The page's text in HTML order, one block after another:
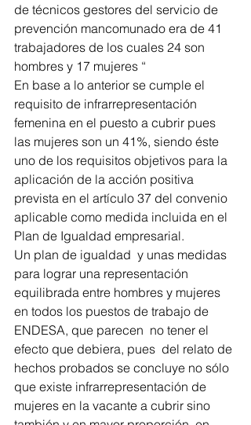
de técnicos gestores del servicio de
prevención mancomunado era de 41
trabajadores de los cuales 24 son
hombres y 17 mujeres “
En base a lo anterior se cumple el
requisito de infrarrepresentación
femenina en el puesto a cubrir pues
las mujeres son un 41%, siendo éste
uno de los requisitos objetivos para la
aplicación de la acción positiva
prevista en el artículo 37 del convenio
aplicable como medida incluida en el
Plan de Igualdad empresarial.
Un plan de igualdad  y unas medidas
para lograr una representación
equilibrada entre hombres y mujeres
en todos los puestos de trabajo de
ENDESA, que parecen  no tener el
efecto que debiera, pues  del relato de
hechos probados se concluye no sólo
que existe infrarrepresentación de
mujeres en la vacante a cubrir sino